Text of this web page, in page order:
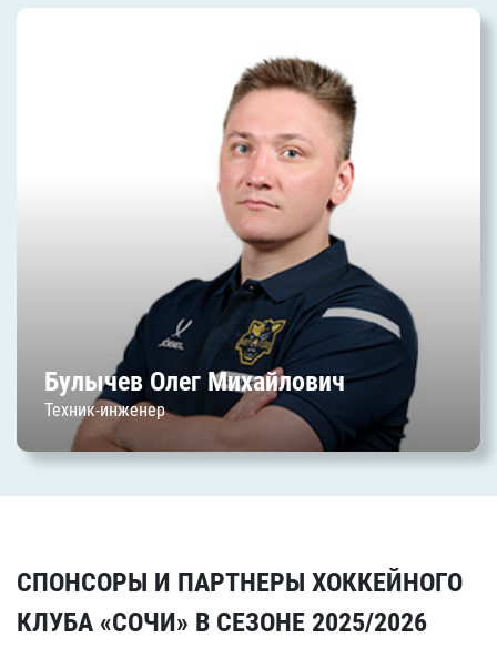
Булычев Олег Михайлович
Техник-инженер
Булычев Олег Михайлович
Дата начала работы в клубе: июль 2025 г.
СПОНСОРЫ И ПАРТНЕРЫ ХОККЕЙНОГО
КЛУБА «СОЧИ» В СЕЗОНЕ 2025/2026